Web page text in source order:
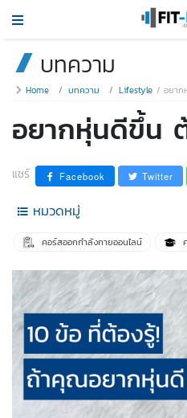
บทความ
Home บทความ Lifestyle อยาก
อยากหุ่นดีขึ้น
แชร์ Facebook Twitter
หมวดหมู่
คอร์สออกกำลังกายออนไลน์